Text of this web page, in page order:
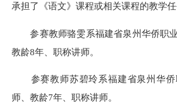
承担了《语文》课程或相关课程的教学任
参赛教师骆雯系福建省泉州华侨职业
教龄8年、职称讲师。
参赛教师苏碧玲系福建省泉州华侨
师、教龄7年、职称讲师。